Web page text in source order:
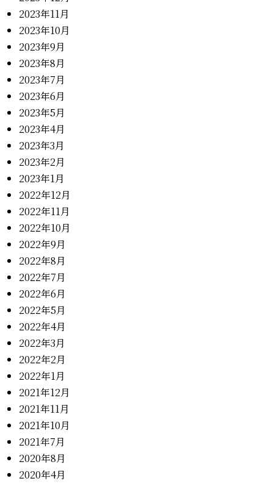
2023年11月
2023年10月
2023年9月
2023年8月
2023年7月
2023年6月
2023年5月
2023年4月
2023年3月
2023年2月
2023年1月
2022年12月
2022年11月
2022年10月
2022年9月
2022年8月
2022年7月
2022年6月
2022年5月
2022年4月
2022年3月
2022年2月
2022年1月
2021年12月
2021年11月
2021年10月
2021年7月
2020年8月
2020年4月